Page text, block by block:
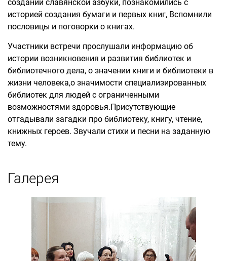
создании славянской азбуки, познакомились с
историей создания бумаги и первых книг, Вспомнили
пословицы и поговорки о книгах.
Участники встречи прослушали информацию об
истории возникновения и развития библиотек и
библиотечного дела, о значении книги и библиотеки в
жизни человека,о значимости специализированных
библиотек для людей с ограниченными
возможностями здоровья.Присутствующие
отгадывали загадки про библиотеку, книгу, чтение,
книжных героев. Звучали стихи и песни на заданную
тему.
Галерея